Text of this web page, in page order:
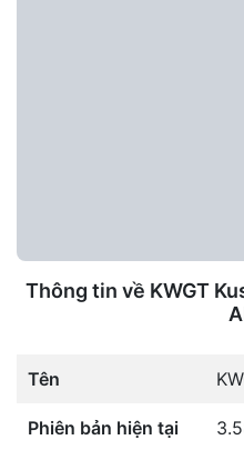
Thông tin về KWGT
Tên
Phiên bản hiện tại